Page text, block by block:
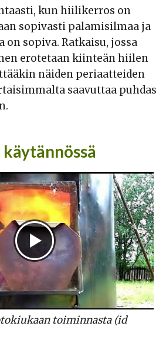
kun hiilikerros on
sopivasti palamisilmaa ja
sopiva. Ratkaisu, jossa
erotetaan kiinteän hiilen
näiden periaatteiden
saavuttaa puhdas
toiminnasta (id